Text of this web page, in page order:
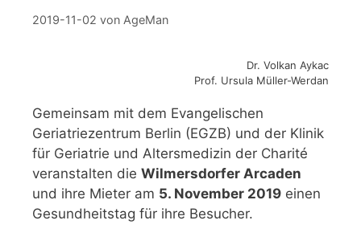
2019-11-02 von AgeMan
Dr. Volkan Aykac
Prof. Ursula Müller-Werdan
Gemeinsam mit dem Evangelischen
Geriatriezentrum Berlin (EGZB) und der Klinik
für Geriatrie und Altersmedizin der Charité
veranstalten die Wilmersdorfer Arcaden
und ihre Mieter am 5. November 2019 einen
Gesundheitstag für ihre Besucher.